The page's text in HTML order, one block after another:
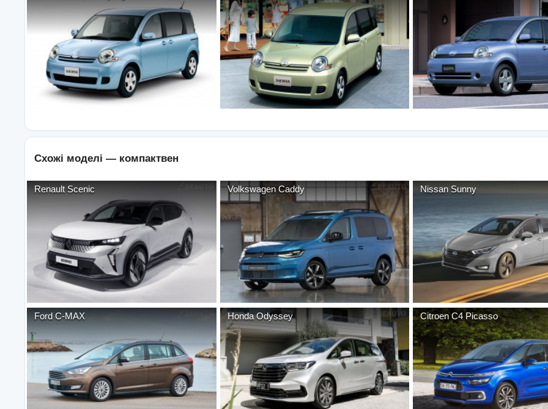
Схожі моделі — компактвен
Renault Scenic Volkswagen Caddy Nissan Sunny
Ford C-MAX Honda Odyssey Citroen C4 Picasso